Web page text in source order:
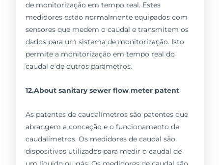
de monitorização em tempo real. Estes
medidores estão normalmente equipados com
sensores que medem o caudal e transmitem os
dados para um sistema de monitorização. Isto
permite a monitorização em tempo real do
caudal e de outros parâmetros.
12.About sanitary sewer flow meter patent
As patentes de caudalímetros são patentes que
abrangem a conceção e o funcionamento de
caudalímetros. Os medidores de caudal são
dispositivos utilizados para medir o caudal de